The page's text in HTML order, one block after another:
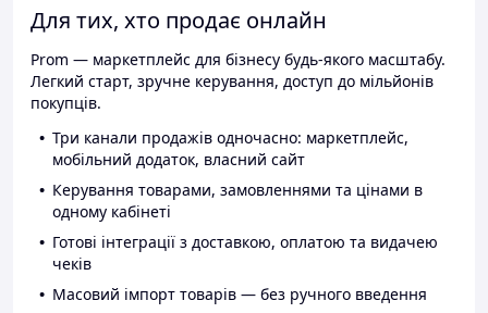
Для тих, хто продає онлайн
Prom — маркетплейс для бізнесу будь-якого масштабу.
Легкий старт, зручне керування, доступ до мільйонів
покупців.
Три канали продажів одночасно: маркетплейс,
мобільний додаток, власний сайт
Керування товарами, замовленнями та цінами в
одному кабінеті
Готові інтеграції з доставкою, оплатою та видачею
чеків
Масовий імпорт товарів — без ручного введення